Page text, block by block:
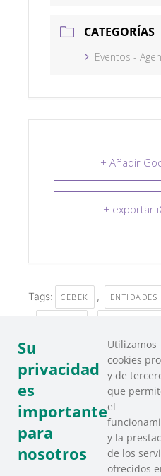
CATEGORÍAS
Eventos -
+ Añadir
+ exportar
Tags: CEBEK , ENTIDADES
COMPARTIR
Su
privacidad
es
importante
para
nosotros
Utilizamos
cookies
y de
que
el
y la
de los
ofrecidos